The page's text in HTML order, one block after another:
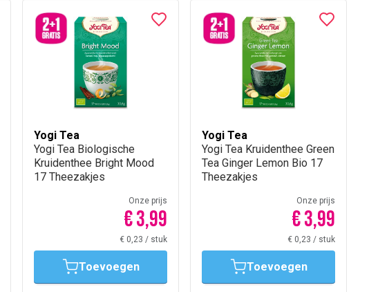
Yogi Tea
‌Yogi Tea Biologische
Kruidenthee Bright Mood
17 Theezakjes
Onze prijs
€ 3,99
€ 0,23 / stuk
Toevoegen
Yogi Tea
Yogi Tea Kruidenthee Green
Tea Ginger Lemon Bio 17
Theezakjes
Onze prijs
€ 3,99
€ 0,23 / stuk
Toevoegen